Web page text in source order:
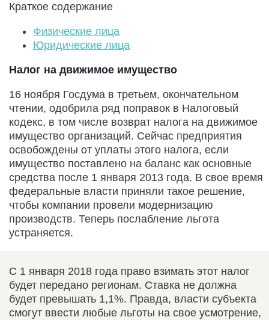
Краткое содержание
Физические лица
Юридические лица
Налог на движимое имущество
16 ноября Госдума в третьем, окончательном
чтении, одобрила ряд поправок в Налоговый
кодекс, в том числе возврат налога на движимое
имущество организаций. Сейчас предприятия
освобождены от уплаты этого налога, если
имущество поставлено на баланс как основные
средства после 1 января 2013 года. В свое время
федеральные власти приняли такое решение,
чтобы компании провели модернизацию
производств. Теперь послабление льгота
устраняется.
С 1 января 2018 года право взимать этот налог
будет передано регионам. Ставка не должна
будет превышать 1,1%. Правда, власти субъекта
смогут ввести любые льготы на свое усмотрение,